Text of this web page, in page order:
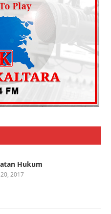
Hukum
2017